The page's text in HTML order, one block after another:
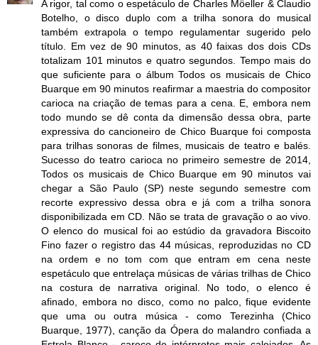
A rigor, tal como o espetáculo de Charles Möeller & Claudio
Botelho, o disco duplo com a trilha sonora do musical
também extrapola o tempo regulamentar sugerido pelo
título. Em vez de 90 minutos, as 40 faixas dos dois CDs
totalizam 101 minutos e quatro segundos. Tempo mais do
que suficiente para o álbum Todos os musicais de Chico
Buarque em 90 minutos reafirmar a maestria do compositor
carioca na criação de temas para a cena. E, embora nem
todo mundo se dê conta da dimensão dessa obra, parte
expressiva do cancioneiro de Chico Buarque foi composta
para trilhas sonoras de filmes, musicais de teatro e balés.
Sucesso do teatro carioca no primeiro semestre de 2014,
Todos os musicais de Chico Buarque em 90 minutos vai
chegar a São Paulo (SP) neste segundo semestre com
recorte expressivo dessa obra e já com a trilha sonora
disponibilizada em CD. Não se trata de gravação o ao vivo.
O elenco do musical foi ao estúdio da gravadora Biscoito
Fino fazer o registro das 44 músicas, reproduzidas no CD
na ordem e no tom com que entram em cena neste
espetáculo que entrelaça músicas de várias trilhas de Chico
na costura de narrativa original. No todo, o elenco é
afinado, embora no disco, como no palco, fique evidente
que uma ou outra música - como Terezinha (Chico
Buarque, 1977), canção da Ópera do malandro confiada a